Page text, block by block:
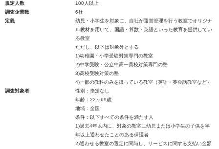
規定人数
100人以上
調査企業数
6社
定義
幼児・小学生を対象に、自社が運営管理を行う教室でオリジナ
ル教材を用いて、国語・算数・英語といった教育を提供してい
る教室
ただし、以下は対象外とする
1)幼稚園・小学受験対策専門の教室
2)中学受験・公立中高一貫校対策専門の塾
3)高校受験対策の塾
4)一部の教科のみを扱っている教室（英語・英会話教室など）
調査対象者
性別：指定なし
年齢：22～69歳
地域：全国
条件：以下すべての条件を満たす人
1)過去4年以内に、対象の教室に幼児または小学生の子供を半
年以上通わせたことのある保護者
2)通わせる教室の選定に関与し、サービスに関する支払い金額